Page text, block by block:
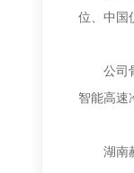
位、中国
公司骨
智能高速
湖南赫